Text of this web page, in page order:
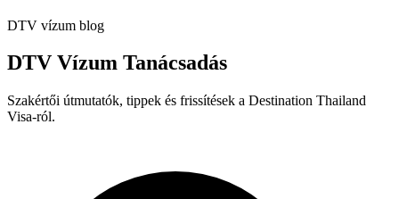
DTV vízum blog
DTV Vízum Tanácsadás
Szakértői útmutatók, tippek és frissítések a Destination Thailand
Visa-ról.